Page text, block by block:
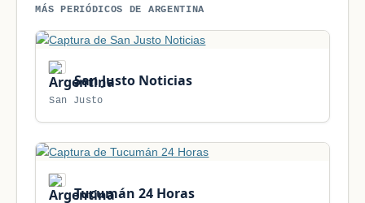
MÁS PERIÓDICOS DE ARGENTINA
San Justo Noticias
San Justo
Tucumán 24 Horas